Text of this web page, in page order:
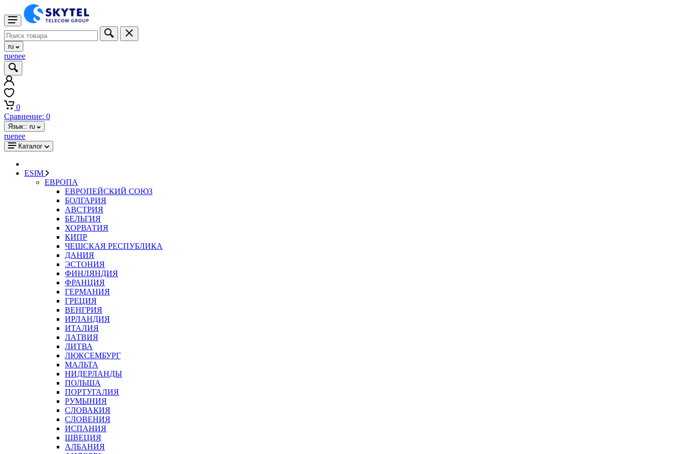
ru
ruenee
0
Сравнение: 0
Язык:: ru
ruenee
Каталог
ESIM
ЕВРОПА
ЕВРОПЕЙСКИЙ СОЮЗ
БОЛГАРИЯ
АВСТРИЯ
БЕЛЬГИЯ
ХОРВАТИЯ
КИПР
ЧЕШСКАЯ РЕСПУБЛИКА
ДАНИЯ
ЭСТОНИЯ
ФИНЛЯНДИЯ
ФРАНЦИЯ
ГЕРМАНИЯ
ГРЕЦИЯ
ВЕНГРИЯ
ИРЛАНДИЯ
ИТАЛИЯ
ЛАТВИЯ
ЛИТВА
ЛЮКСЕМБУРГ
МАЛЬТА
НИДЕРЛАНДЫ
ПОЛЬША
ПОРТУГАЛИЯ
РУМЫНИЯ
СЛОВАКИЯ
СЛОВЕНИЯ
ИСПАНИЯ
ШВЕЦИЯ
АЛБАНИЯ